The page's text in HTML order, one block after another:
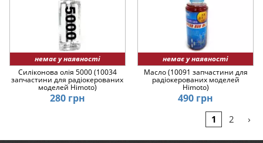
немає у наявності
Силіконова олія 5000 (10034
запчастини для радіокерованих
моделей Himoto)
280 грн
немає у наявності
Масло (10091 запчастини для
радіокерованих моделей
Himoto)
490 грн
1 2 ›